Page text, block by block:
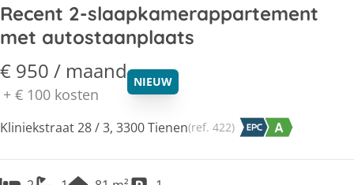
Recent 2-slaapkamerappartement
met autostaanplaats
€ 950 / maand
+ € 100 kosten
NIEUW
Kliniekstraat 28 / 3, 3300 Tienen(ref. 422)